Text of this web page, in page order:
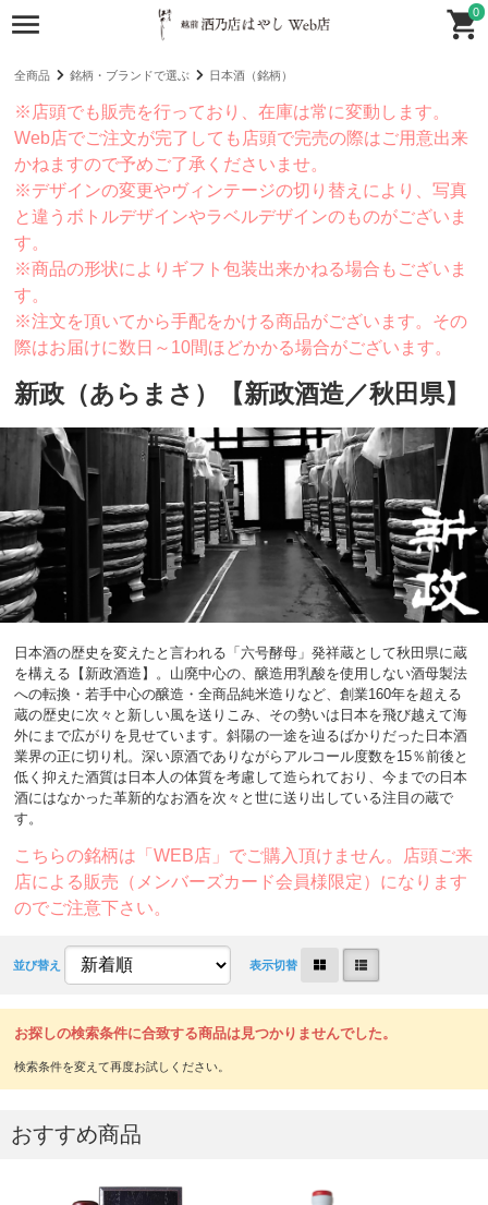
0
全商品 銘柄・ブランドで選ぶ 日本酒（銘柄）
※店頭でも販売を行っており、在庫は常に変動します。
Web店でご注文が完了しても店頭で完売の際はご用意出来
かねますので予めご了承くださいませ。
※デザインの変更やヴィンテージの切り替えにより、写真
と違うボトルデザインやラベルデザインのものがございま
す。
※商品の形状によりギフト包装出来かねる場合もございま
す。
※注文を頂いてから手配をかける商品がございます。その
際はお届けに数日～10間ほどかかる場合がございます。
新政（あらまさ）【新政酒造／秋田県】
日本酒の歴史を変えたと言われる「六号酵母」発祥蔵として秋田県に蔵
を構える【新政酒造】。山廃中心の、醸造用乳酸を使用しない酒母製法
への転換・若手中心の醸造・全商品純米造りなど、創業160年を超える
蔵の歴史に次々と新しい風を送りこみ、その勢いは日本を飛び越えて海
外にまで広がりを見せています。斜陽の一途を辿るばかりだった日本酒
業界の正に切り札。深い原酒でありながらアルコール度数を15％前後と
低く抑えた酒質は日本人の体質を考慮して造られており、今までの日本
酒にはなかった革新的なお酒を次々と世に送り出している注目の蔵で
す。
こちらの銘柄は「WEB店」でご購入頂けません。店頭ご来
店による販売（メンバーズカード会員様限定）になります
のでご注意下さい。
並び替え 表示切替
お探しの検索条件に合致する商品は見つかりませんでした。
おすすめ商品